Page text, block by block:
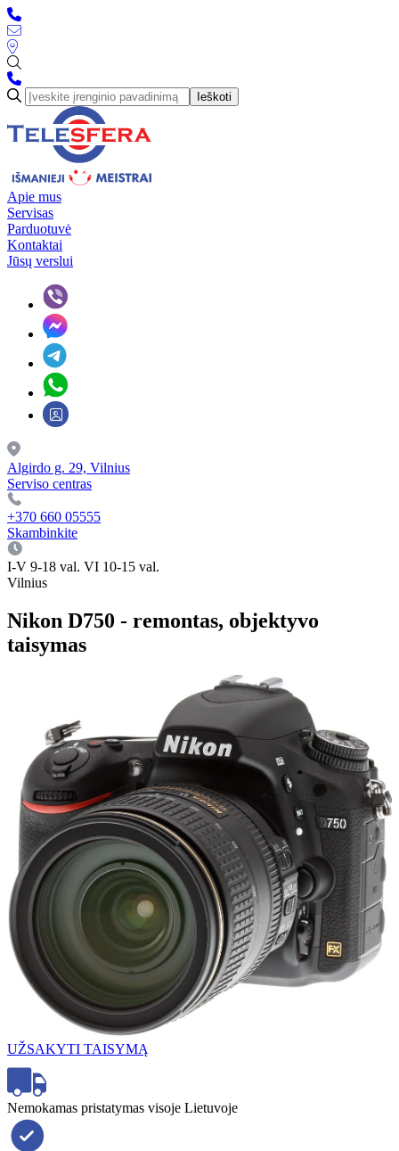
Ieškoti
Apie mus
Servisas
Parduotuvė
Kontaktai
Jūsų verslui
Algirdo g. 29, Vilnius
Serviso centras
+370 660 05555
Skambinkite
I-V 9-18 val. VI 10-15 val.
Vilnius
Nikon D750 - remontas, objektyvo
taisymas
UŽSAKYTI TAISYMĄ
Nemokamas pristatymas visoje Lietuvoje